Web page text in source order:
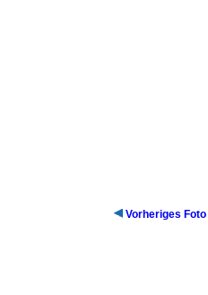
Vorheriges Foto